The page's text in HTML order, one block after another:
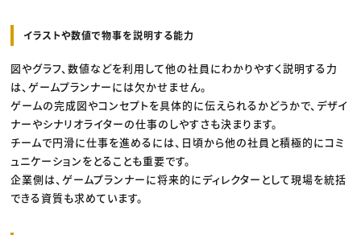
イラストや数値で物事を説明する能力
図やグラフ、数値などを利用して他の社員にわかりやすく説明する力
は、ゲームプランナーには欠かせません。
ゲームの完成図やコンセプトを具体的に伝えられるかどうかで、デザイ
ナーやシナリオライターの仕事のしやすさも決まります。
チームで円滑に仕事を進めるには、日頃から他の社員と積極的にコミ
ュニケーションをとることも重要です。
企業側は、ゲームプランナーに将来的にディレクターとして現場を統括
できる資質も求めています。